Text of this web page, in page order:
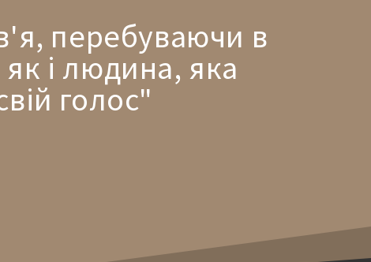
перебуваючи в
і людина, яка
голос"